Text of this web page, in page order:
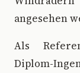
angesehen
Als